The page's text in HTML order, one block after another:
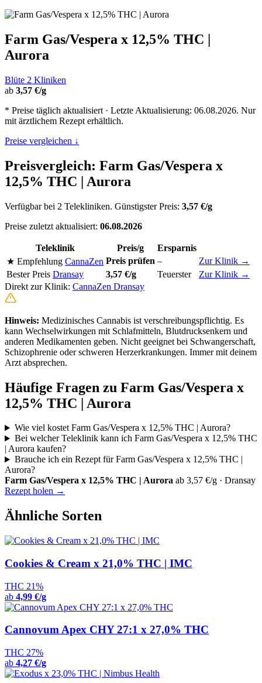
Farm Gas/Vespera x 12,5% THC |
Aurora
Blüte 2 Kliniken
ab 3,57 €/g
* Preise täglich aktualisiert · Letzte Aktualisierung: 06.08.2026. Nur
mit ärztlichem Rezept erhältlich.
Preise vergleichen ↓
Preisvergleich: Farm Gas/Vespera x
12,5% THC | Aurora
Verfügbar bei 2 Telekliniken. Günstigster Preis: 3,57 €/g
Preise zuletzt aktualisiert: 06.08.2026
Teleklinik Preis/g
Ersparnis
★ Empfehlung CannaZen Preis prüfen –
Zur Klinik →
Bester Preis Dransay 3,57 €/g Teuerster
Zur Klinik →
Direkt zur Klinik: CannaZen Dransay
Hinweis: Medizinisches Cannabis ist verschreibungspflichtig. Es
kann Wechselwirkungen mit Schlafmitteln, Blutdrucksenkern und
anderen Medikamenten geben. Nicht geeignet bei Schwangerschaft,
Schizophrenie oder schweren Herzerkrankungen. Immer mit deinem
Arzt absprechen.
Häufige Fragen zu Farm Gas/Vespera x
12,5% THC | Aurora
Wie viel kostet Farm Gas/Vespera x 12,5% THC | Aurora?
Bei welcher Teleklinik kann ich Farm Gas/Vespera x 12,5% THC
| Aurora kaufen?
Brauche ich ein Rezept für Farm Gas/Vespera x 12,5% THC |
Aurora?
Farm Gas/Vespera x 12,5% THC | Aurora ab 3,57 €/g · Dransay
Rezept holen →
Ähnliche Sorten
Cookies & Cream x 21,0% THC | IMC
THC 21%
ab 4,99 €/g
Cannovum Apex CHY 27:1 x 27,0% THC
THC 27%
ab 4,27 €/g